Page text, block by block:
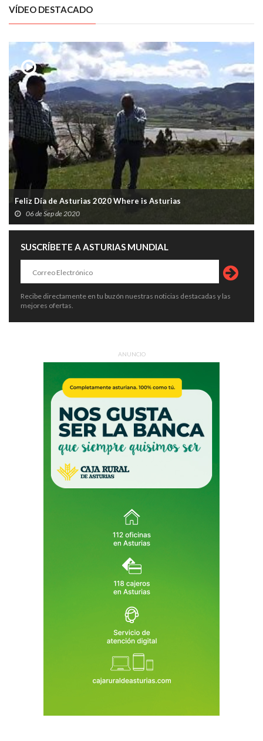
VÍDEO DESTACADO
Feliz Día de Asturias 2020 Where is Asturias
06 de Sep de 2020
SUSCRÍBETE A ASTURIAS MUNDIAL
Recibe directamente en tu buzón nuestras noticias destacadas y las
mejores ofertas.
ANUNCIO